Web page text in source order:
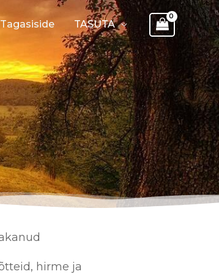
Tagasiside TASUTA
hirme ja